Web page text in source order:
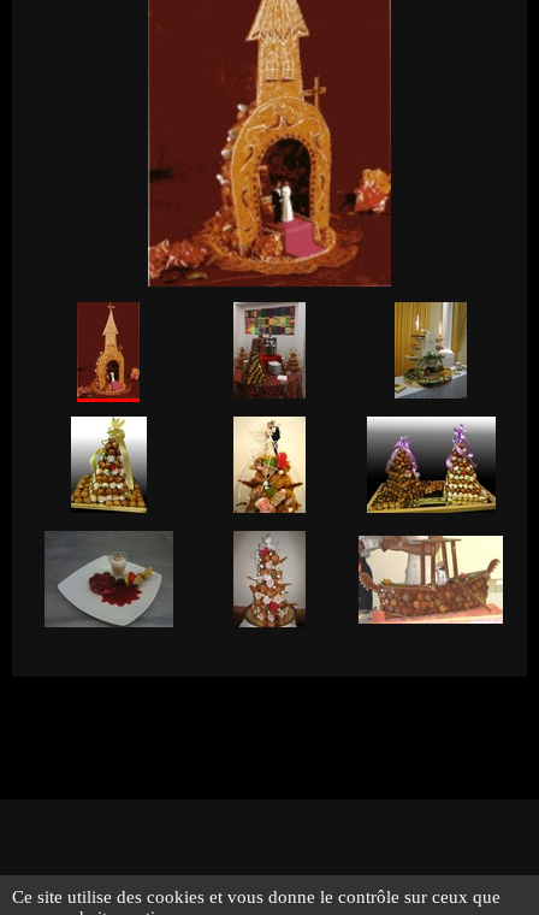
© 2026 - Traiteur Bernard Bringel - Tous droits réservés -
Ce site utilise des cookies et vous donne le contrôle sur ceux que